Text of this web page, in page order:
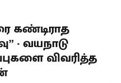
கண்டிராத
- வயநாடு
விவரித்த